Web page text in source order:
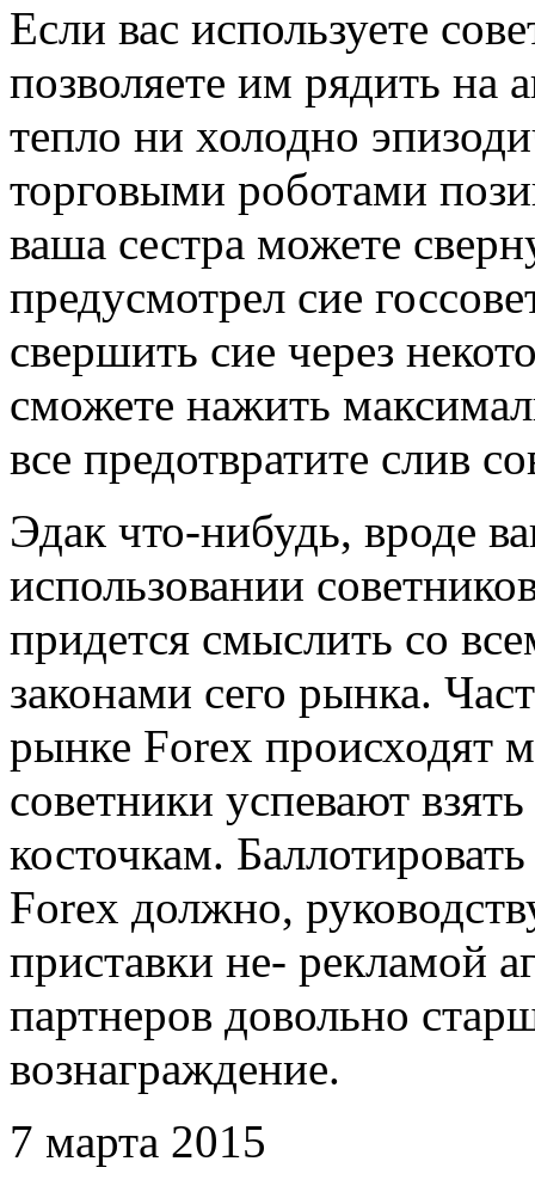
Если вас используете
позволяете им рядить на
тепло ни холодно
торговыми роботами
ваша сестра можете
предусмотрел сие
свершить сие через
сможете нажить
все предотвратите слив
Эдак что-нибудь, вроде
использовании
придется смыслить со
законами сего рынка.
рынке Forex происходят
советники успевают
косточкам.
Forex должно,
приставки не- рекламой
партнеров довольно
вознаграждение.
7 марта 2015